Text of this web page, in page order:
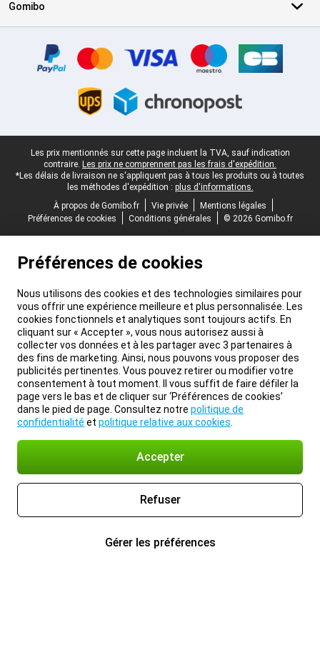
Gomibo
Pied-de-page légal
Les prix mentionnés sur cette page incluent la TVA, sauf indication
contraire. Les prix ne comprennent pas les frais d'expédition.
*Les délais de livraison ne s'appliquent pas à tous les produits ou à toutes
les méthodes d'expédition : plus d'informations.
À propos de Gomibo.fr
Vie privée
Mentions légales
Préférences de cookies
Conditions générales © 2026 Gomibo.fr
Préférences de cookies
Nous utilisons des cookies et des technologies similaires pour
vous offrir une expérience meilleure et plus personnalisée. Les
cookies fonctionnels et analytiques sont toujours actifs. En
cliquant sur « Accepter », vous nous autorisez aussi à
collecter vos données et à les partager avec 3 partenaires à
des fins de marketing. Ainsi, nous pouvons vous proposer des
publicités pertinentes. Vous pouvez retirer ou modifier votre
consentement à tout moment. Il vous suffit de faire défiler la
page vers le bas et de cliquer sur ‘Préférences de cookies’
dans le pied de page. Consultez notre politique de
confidentialité et politique relative aux cookies
Accepter
Refuser
Gérer les préférences